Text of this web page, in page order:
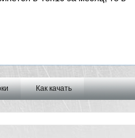
Как качать